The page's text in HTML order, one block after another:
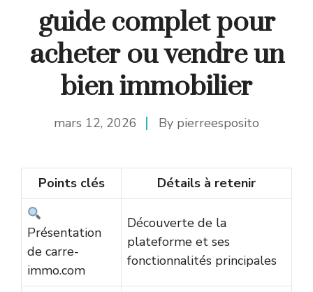
guide complet pour
acheter ou vendre un
bien immobilier
mars 12, 2026 By pierreesposito
Points clés Détails à retenir
Présentation
de carre-
immo.com
Découverte de la
plateforme et ses
fonctionnalités principales